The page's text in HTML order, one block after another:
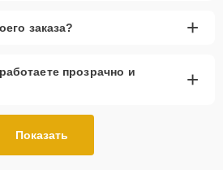
заказа? +
прозрачно и
+
Показать